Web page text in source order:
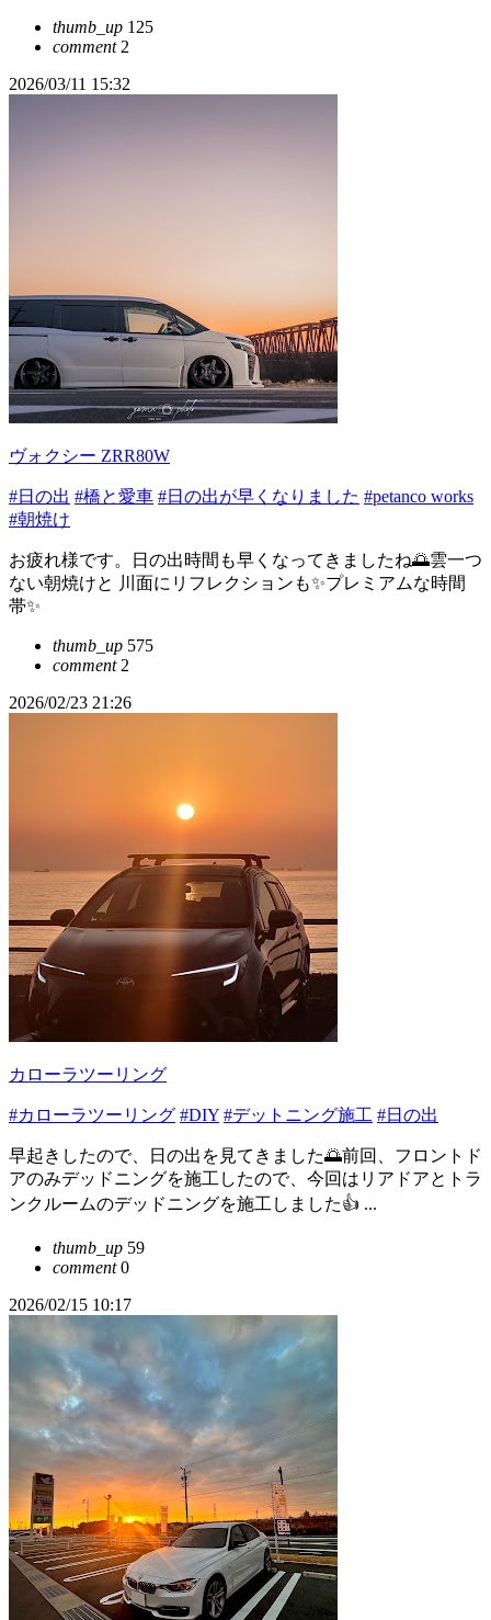
thumb_up 125
comment2
2026/03/11 15:32
ヴォクシー ZRR80W
#日の出 #橋と愛車 #日の出が早くなりました #petanco works
#朝焼け
お疲れ様です。日の出時間も早くなってきましたね🌅雲一つ
ない朝焼けと 川面にリフレクションも✨プレミアムな時間
帯✨
thumb_up 575
comment2
2026/02/23 21:26
カローラツーリング
#カローラツーリング #DIY #デットニング施工 #日の出
早起きしたので、日の出を見てきました🌅前回、フロントド
アのみデッドニングを施工したので、今回はリアドアとトラ
ンクルームのデッドニングを施工しました︎︎👍 ...
thumb_up 59
comment0
2026/02/15 10:17